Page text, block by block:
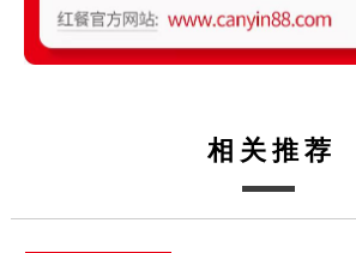
相关推荐